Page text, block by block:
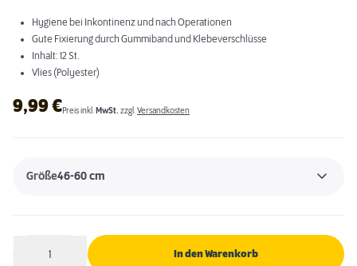
Hygiene bei Inkontinenz und nach Operationen
Gute Fixierung durch Gummiband und Klebeverschlüsse
Inhalt: 12 St.
Vlies (Polyester)
9,99€Preis inkl. MwSt. zzgl.Versandkosten
Größe46-60 cm
1 In den Warenkorb